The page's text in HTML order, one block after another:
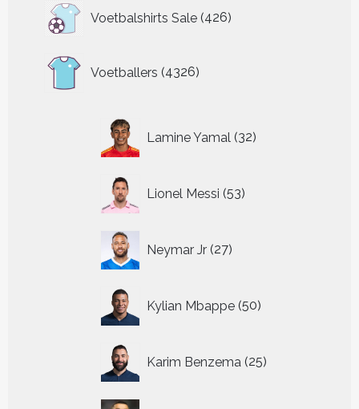
Voetbalshirts Sale 426
426
producten
Voetballers 4326
producten
Lamine Yamal 32
producten
Lionel Messi 53
producten
Neymar Jr 27
producten
Kylian Mbappe 50
producten
Karim Benzema 25
producten